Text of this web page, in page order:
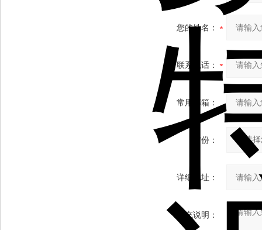
您的姓名：
联系电话：
常用邮箱：
省份：
详细地址：
补充说明：